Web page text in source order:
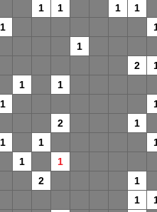
1 1 1
1
1
1
2
1
1
1
2
1
1 1
1
1
2
1
1